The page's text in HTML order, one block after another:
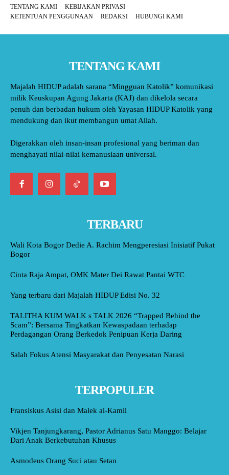
TENTANG KAMI
KEBIJAKAN PRIVASI
KETENTUAN PENGGUNAAN
REDAKSI HUBUNGI KAMI
TENTANG KAMI
Majalah HIDUP adalah sarana “Mingguan Katolik” komunikasi
milik Keuskupan Agung Jakarta (KAJ) dan dikelola secara
penuh dan berbadan hukum oleh Yayasan HIDUP Katolik yang
mendukung dan ikut membangun umat Allah.
Digerakkan oleh insan-insan profesional yang beriman dan
menghayati nilai-nilai kemanusiaan universal.
TERBARU
Wali Kota Bogor Dedie A. Rachim Mengperesiasi Inisiatif Pukat
Bogor
Cinta Raja Ampat, OMK Mater Dei Rawat Pantai WTC
Yang terbaru dari Majalah HIDUP Edisi No. 32
TALITHA KUM WALK s TALK 2026 “Trapped Behind the
Scam”: Bersama Tingkatkan Kewaspadaan terhadap
Perdagangan Orang Berkedok Penipuan Kerja Daring
Salah Fokus Atensi Masyarakat dan Penyesatan Narasi
TERPOPULER
Fransiskus Asisi dan Malek al-Kamil
Vikjen Tanjungkarang, Pastor Adrianus Satu Manggo: Belajar
Dari Anak Berkebutuhan Khusus
Asmodeus Orang Suci atau Setan